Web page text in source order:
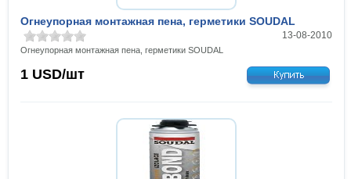
Огнеупорная монтажная пена, герметики SOUDAL
13-08-2010
Огнеупорная монтажная пена, герметики SOUDAL
1 USD/шт